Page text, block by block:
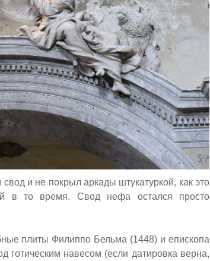
и не покрыл аркады штукатуркой, как это
в то время. Свод нефа остался просто
плиты Филиппо Бельма (1448) и епископа
готическим навесом (если датировка верна,